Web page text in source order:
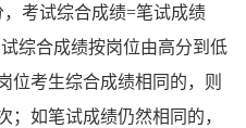
考试综合成绩=笔试成绩
综合成绩按岗位由高分到低
位考生综合成绩相同的，则
；如笔试成绩仍然相同的，